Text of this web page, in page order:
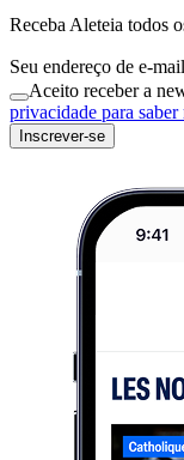
Receba Aleteia todos
Seu endereço de e-mail
Aceito receber a
privacidade para saber
Inscrever-se